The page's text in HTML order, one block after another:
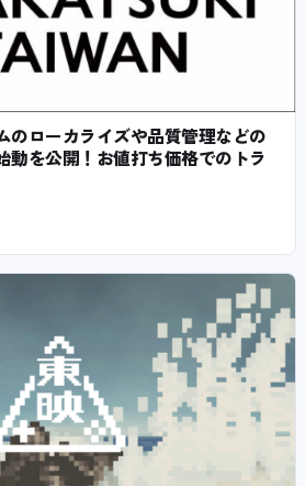
のローカライズや品質管理などの
動を公開！お値打ち価格でのトラ